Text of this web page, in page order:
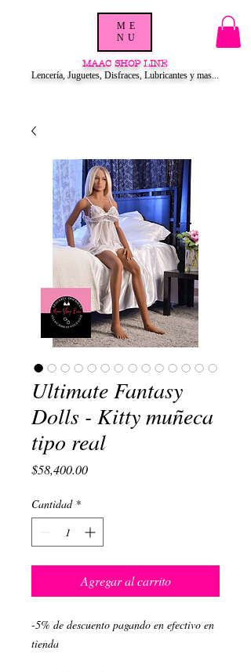
MAAC SHOP LINE
Lencería, Juguetes, Disfraces, Lubricantes y mas...
ME
NU
Ultimate Fantasy
Dolls - Kitty muñeca
tipo real
$58,400.00Precio
Cantidad *
Agregar al carrito
-5% de descuento pagando en efectivo en
tienda